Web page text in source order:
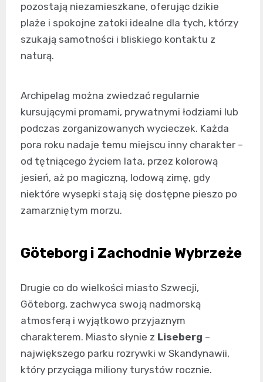
pozostają niezamieszkane, oferując dzikie
plaże i spokojne zatoki idealne dla tych, którzy
szukają samotności i bliskiego kontaktu z
naturą.
Archipelag można zwiedzać regularnie
kursującymi promami, prywatnymi łodziami lub
podczas zorganizowanych wycieczek. Każda
pora roku nadaje temu miejscu inny charakter –
od tętniącego życiem lata, przez kolorową
jesień, aż po magiczną, lodową zimę, gdy
niektóre wysepki stają się dostępne pieszo po
zamarzniętym morzu.
Göteborg i Zachodnie Wybrzeże
Drugie co do wielkości miasto Szwecji,
Göteborg, zachwyca swoją nadmorską
atmosferą i wyjątkowo przyjaznym
charakterem. Miasto słynie z Liseberg –
największego parku rozrywki w Skandynawii,
który przyciąga miliony turystów rocznie.